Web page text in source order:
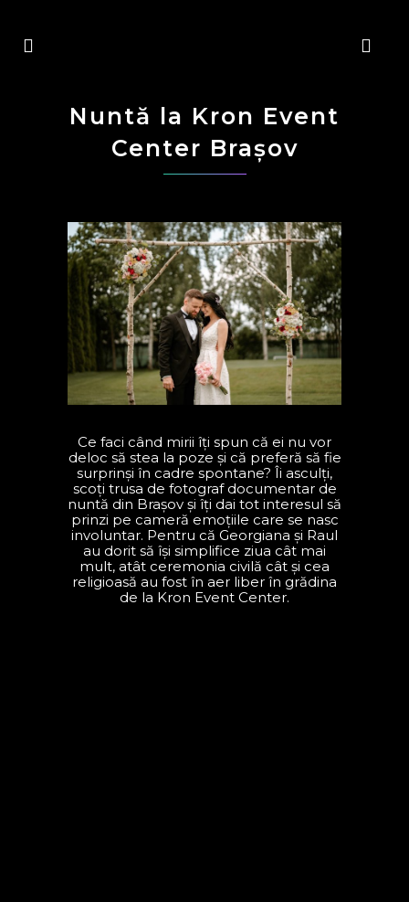
Nuntă la Kron Event
Center Brașov
Ce faci când mirii îți spun că ei nu vor
deloc să stea la poze și că preferă să fie
surprinși în cadre spontane? Îi asculți,
scoți trusa de fotograf documentar de
nuntă din Brașov și îți dai tot interesul să
prinzi pe cameră emoțiile care se nasc
involuntar. Pentru că Georgiana și Raul
au dorit să își simplifice ziua cât mai
mult, atât ceremonia civilă cât și cea
religioasă au fost în aer liber în grădina
de la Kron Event Center.